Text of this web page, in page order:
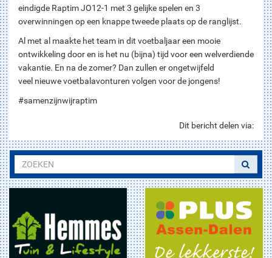
eindigde Raptim JO12-1 met 3 gelijke spelen en 3
overwinningen op een knappe tweede plaats op de ranglijst.
Al met al maakte het team in dit voetbaljaar een mooie
ontwikkeling door en is het nu (bijna) tijd voor een welverdiende
vakantie. En na de zomer? Dan zullen er ongetwijfeld
veel nieuwe voetbalavonturen volgen voor de jongens!
#samenzijnwijraptim
Dit bericht delen via: